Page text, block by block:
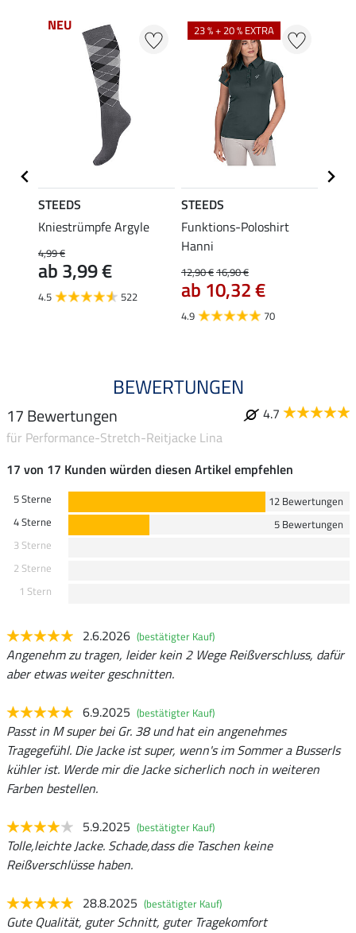
NEU
STEEDS
Kniestrümpfe Argyle
4,99 €
ab 3,99 €
4.5 522
23 % + 20 % EXTRA
STEEDS
Funktions-Poloshirt
Hanni
12,90 €16,90 €
ab 10,32 €
4.9 70
BEWERTUNGEN
17 Bewertungen
4.7
für Performance-Stretch-Reitjacke Lina
17 von 17 Kunden würden diesen Artikel empfehlen
5 Sterne
12 Bewertungen
4 Sterne
5 Bewertungen
3 Sterne
2 Sterne
1 Stern
2.6.2026 (bestätigter Kauf)
Angenehm zu tragen, leider kein 2 Wege Reißverschluss, dafür
aber etwas weiter geschnitten.
6.9.2025 (bestätigter Kauf)
Passt in M super bei Gr. 38 und hat ein angenehmes
Tragegefühl. Die Jacke ist super, wenn's im Sommer a Busserls
kühler ist. Werde mir die Jacke sicherlich noch in weiteren
Farben bestellen.
5.9.2025 (bestätigter Kauf)
Tolle,leichte Jacke. Schade,dass die Taschen keine
Reißverschlüsse haben.
28.8.2025 (bestätigter Kauf)
Gute Qualität, guter Schnitt, guter Tragekomfort